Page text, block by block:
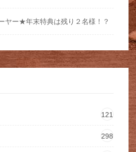
ヤー★年末特典は残り２名様！？
121
298